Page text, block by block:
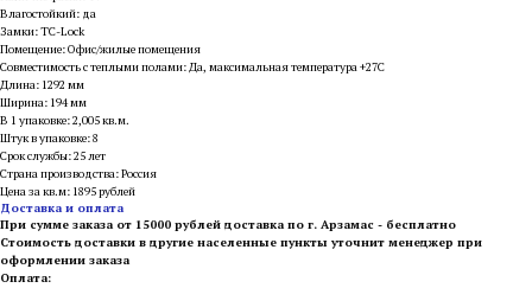
Влагостойкий: да
Замки: TC-Lock
Помещение: Офис/жилые помещения
Совместимость с теплыми полами: Да, максимальная температура +27С
Длина: 1292 мм
Ширина: 194 мм
В 1 упаковке: 2,005 кв.м.
Штук в упаковке: 8
Срок службы: 25 лет
Страна производства: Россия
Цена за кв.м: 1895 рублей
Доставка и оплата
При сумме заказа от 15000 рублей доставка по г. Арзамас - бесплатно
Стоимость доставки в другие населенные пункты уточнит менеджер при
оформлении заказа
Оплата: